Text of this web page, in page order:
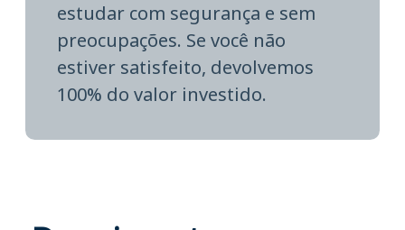
estudar com segurança e sem
preocupações. Se você não
estiver satisfeito, devolvemos
100% do valor investido.